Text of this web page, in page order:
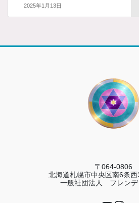
2025年1月13日
〒064-0806
北海道札幌市中央区南6条
一般社団法人 フレンデ